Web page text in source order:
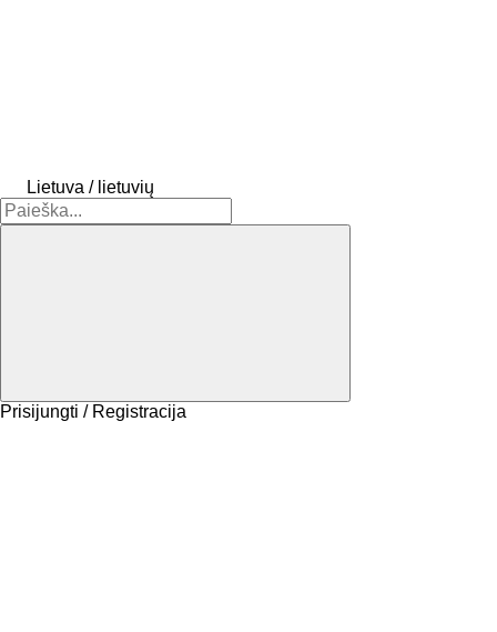
Lietuva / lietuvių
Prisijungti / Registracija